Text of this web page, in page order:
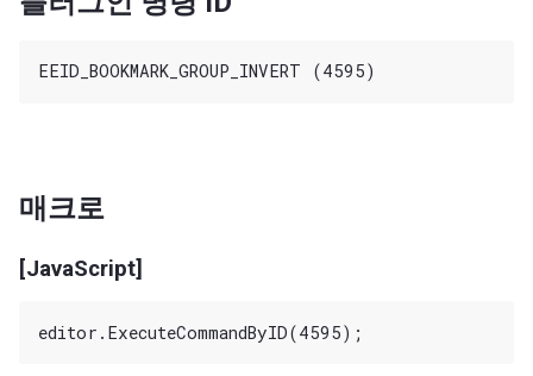
매크로
[JavaScript]